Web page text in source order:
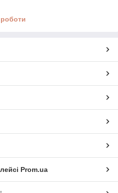
Prom.ua